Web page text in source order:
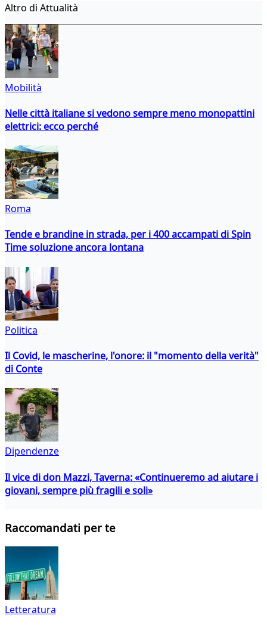
Altro di Attualità
Mobilità
Nelle città italiane si vedono sempre meno monopattini
elettrici: ecco perché
Roma
Tende e brandine in strada, per i 400 accampati di Spin
Time soluzione ancora lontana
Politica
Il Covid, le mascherine, l'onore: il "momento della verità"
di Conte
Dipendenze
Il vice di don Mazzi, Taverna: «Continueremo ad aiutare i
giovani, sempre più fragili e soli»
Raccomandati per te
Letteratura